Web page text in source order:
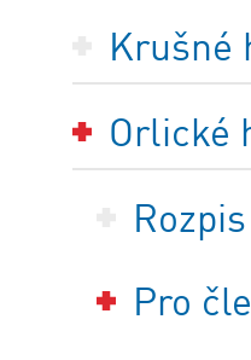
Krušné
Orlické
Pro